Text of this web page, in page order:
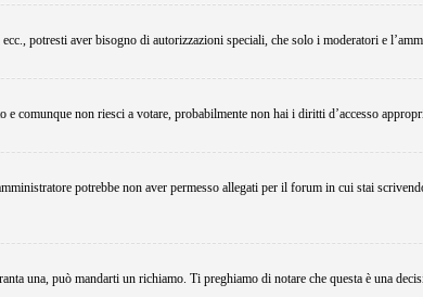
potresti aver bisogno di autorizzazioni speciali, che solo i moderatori e
comunque non riesci a votare, probabilmente non hai i diritti d’accesso
potrebbe non aver permesso allegati per il forum in cui stai
una, può mandarti un richiamo. Ti preghiamo di notare che questa è una